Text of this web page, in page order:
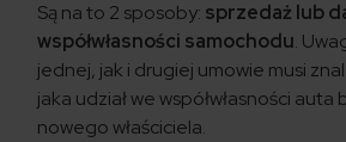
Są na to 2 sposoby: sprzedaż lub
współwłasności samochodu.
jednej, jak i drugiej umowie musi
jaka udział we współwłasności auta
nowego właściciela.